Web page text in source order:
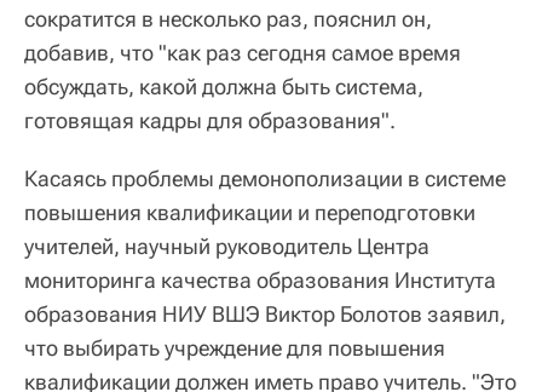
сократится в несколько раз, пояснил он,
добавив, что "как раз сегодня самое время
обсуждать, какой должна быть система,
готовящая кадры для образования".
Касаясь проблемы демонополизации в системе
повышения квалификации и переподготовки
учителей, научный руководитель Центра
мониторинга качества образования Института
образования НИУ ВШЭ Виктор Болотов заявил,
что выбирать учреждение для повышения
квалификации должен иметь право учитель. "Это